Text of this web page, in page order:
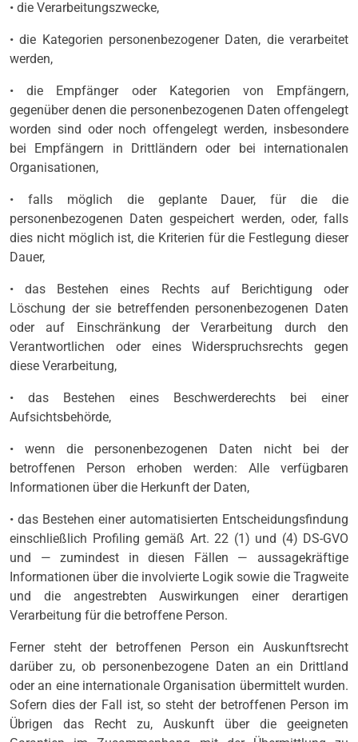
• die Verarbeitungszwecke,
• die Kategorien personenbezogener Daten, die verarbeitet
werden,
• die Empfänger oder Kategorien von Empfängern,
gegenüber denen die personenbezogenen Daten offengelegt
worden sind oder noch offengelegt werden, insbesondere
bei Empfängern in Drittländern oder bei internationalen
Organisationen,
• falls möglich die geplante Dauer, für die die
personenbezogenen Daten gespeichert werden, oder, falls
dies nicht möglich ist, die Kriterien für die Festlegung dieser
Dauer,
• das Bestehen eines Rechts auf Berichtigung oder
Löschung der sie betreffenden personenbezogenen Daten
oder auf Einschränkung der Verarbeitung durch den
Verantwortlichen oder eines Widerspruchsrechts gegen
diese Verarbeitung,
• das Bestehen eines Beschwerderechts bei einer
Aufsichtsbehörde,
• wenn die personenbezogenen Daten nicht bei der
betroffenen Person erhoben werden: Alle verfügbaren
Informationen über die Herkunft der Daten,
• das Bestehen einer automatisierten Entscheidungsfindung
einschließlich Profiling gemäß Art. 22 (1) und (4) DS-GVO
und — zumindest in diesen Fällen — aussagekräftige
Informationen über die involvierte Logik sowie die Tragweite
und die angestrebten Auswirkungen einer derartigen
Verarbeitung für die betroffene Person.
Ferner steht der betroffenen Person ein Auskunftsrecht
darüber zu, ob personenbezogene Daten an ein Drittland
oder an eine internationale Organisation übermittelt wurden.
Sofern dies der Fall ist, so steht der betroffenen Person im
Übrigen das Recht zu, Auskunft über die geeigneten